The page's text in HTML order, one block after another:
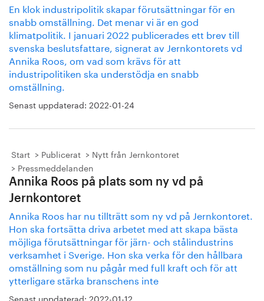
En klok industripolitik skapar förutsättningar för en
snabb omställning. Det menar vi är en god
klimatpolitik. I januari 2022 publicerades ett brev till
svenska beslutsfattare, signerat av Jernkontorets vd
Annika Roos, om vad som krävs för att
industripolitiken ska understödja en snabb
omställning.
Senast uppdaterad: 2022-01-24
Start Publicerat
Nytt från Jernkontoret
Pressmeddelanden
Annika Roos på plats som ny vd på
Jernkontoret
Annika Roos har nu tillträtt som ny vd på Jernkontoret.
Hon ska fortsätta driva arbetet med att skapa bästa
möjliga förutsättningar för järn- och stålindustrins
verksamhet i Sverige. Hon ska verka för den hållbara
omställning som nu pågår med full kraft och för att
ytterligare stärka branschens inte
Senast uppdaterad: 2022-01-12